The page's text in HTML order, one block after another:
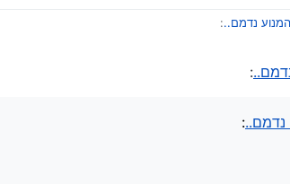
:
:
: